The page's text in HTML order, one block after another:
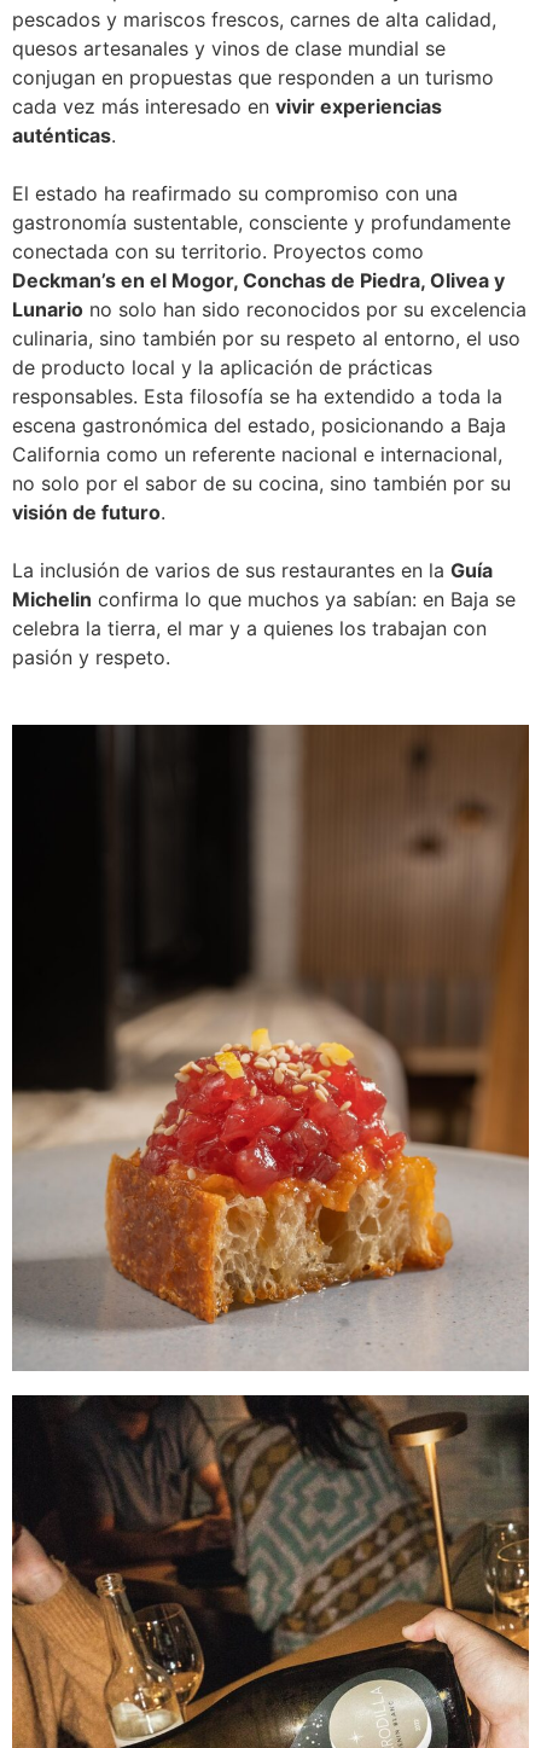
pescados y mariscos frescos, carnes de alta calidad,
quesos artesanales y vinos de clase mundial se
conjugan en propuestas que responden a un turismo
cada vez más interesado en vivir experiencias
auténticas.
El estado ha reafirmado su compromiso con una
gastronomía sustentable, consciente y profundamente
conectada con su territorio. Proyectos como
Deckman’s en el Mogor, Conchas de Piedra, Olivea y
Lunario no solo han sido reconocidos por su excelencia
culinaria, sino también por su respeto al entorno, el uso
de producto local y la aplicación de prácticas
responsables. Esta filosofía se ha extendido a toda la
escena gastronómica del estado, posicionando a Baja
California como un referente nacional e internacional,
no solo por el sabor de su cocina, sino también por su
visión de futuro.
La inclusión de varios de sus restaurantes en la Guía
Michelin confirma lo que muchos ya sabían: en Baja se
celebra la tierra, el mar y a quienes los trabajan con
pasión y respeto.